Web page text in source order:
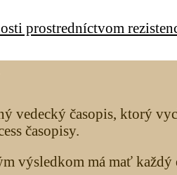
prostredníctvom
vedecký časopis, ktorý
časopisy.
výsledkom má mať